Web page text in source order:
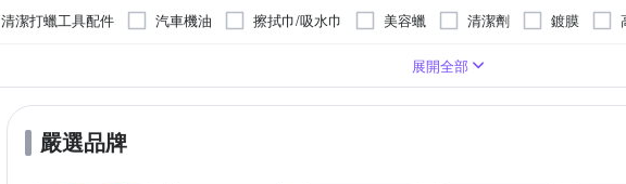
CARMATE
FLYone Formula1 GOODYEAR 固特異 HOLTS
Philo 飛樂
Polaroid 寶麗萊 ProStaff Reaim 萊姆 Rain X SOFT 99
匠藝家居
密力鐵
清潔打蠟工具配件 汽車機油 擦拭巾/吸水巾 美容蠟 清潔劑 鍍膜
車用工具組
4T
去汙擦/科技海綿 雨刷精 潤滑油/皮帶油 柏油蟲屍清潔劑 打蠟機配
濕拖巾
車用防災警示用品
0W30
金屬清潔 水管清潔
展開全部
嚴選品牌